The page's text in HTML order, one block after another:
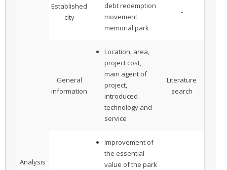
Established
city
debt redemption
movement
memorial park
-
Analysis
General
information
Location, area,
project cost,
main agent of
project,
introduced
technology and
service
Literature
search
Improvement of
the essential
value of the park